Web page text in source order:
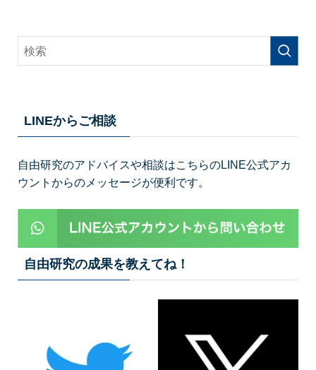
LINEからご相談
自由研究のアドバイスや相談はこちらのLINE公式アカ
ウントからのメッセージが便利です。
自由研究の成果を教えてね！